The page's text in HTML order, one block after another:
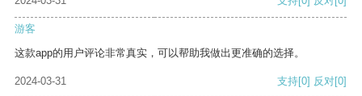
游客
这款app的用户评论非常真实，可以帮助我做出更准确的选择。
2024-03-31 支持[0] 反对[0]